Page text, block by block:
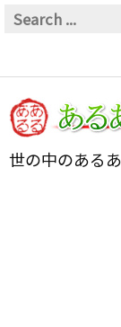
世の中のある